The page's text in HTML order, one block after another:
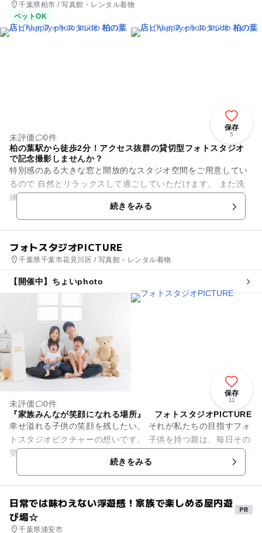
千葉県柏市 / 写真館・レンタル着物
ペットOK
保存
5
未評価
0件
柏の葉駅から徒歩2分！アクセス抜群の貸切型フォトスタジオ
で記念撮影しませんか？
特別感のある大きな窓と開放的なスタジオ空間をご用意してい
るので 自然とリラックスして過ごしていただけます。 また洗
練されたインテリアでは、様々なシチュエーションの撮影が楽
続きをみる
フォトスタジオPICTURE
千葉県千葉市花見川区 / 写真館・レンタル着物
【開催中】ちょいphoto
保存
11
未評価
0件
『家族みんなが笑顔になれる場所』 フォトスタジオPICTURE
幸せ溢れる子供の笑顔を残したい。 それが私たちの目指すフォ
トスタジオピクチャーの想いです。 子供を持つ親は、毎日その
笑顔に癒されていると思います。 どんな時も「幸せだな」と思
続きをみる
日常では味わえない浮遊感！家族で楽しめる屋内遊
び場☆
千葉県浦安市